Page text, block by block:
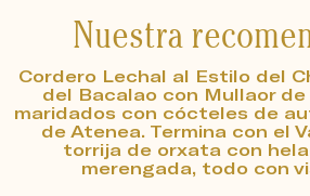
Nuestra
Cordero Lechal al Estilo del
del Bacalao con Mullaor de
maridados con cócteles de
de Atenea. Termina con el
torrija de orxata con
merengada, todo con